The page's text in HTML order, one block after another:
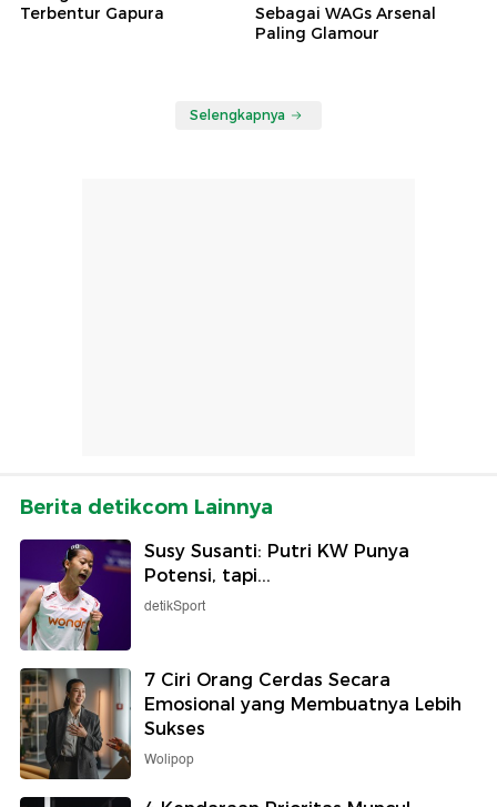
Terbentur Gapura
Sebagai WAGs Arsenal
Paling Glamour
Selengkapnya
Berita detikcom Lainnya
Susy Susanti: Putri KW Punya
Potensi, tapi...
detikSport
7 Ciri Orang Cerdas Secara
Emosional yang Membuatnya Lebih
Sukses
Wolipop